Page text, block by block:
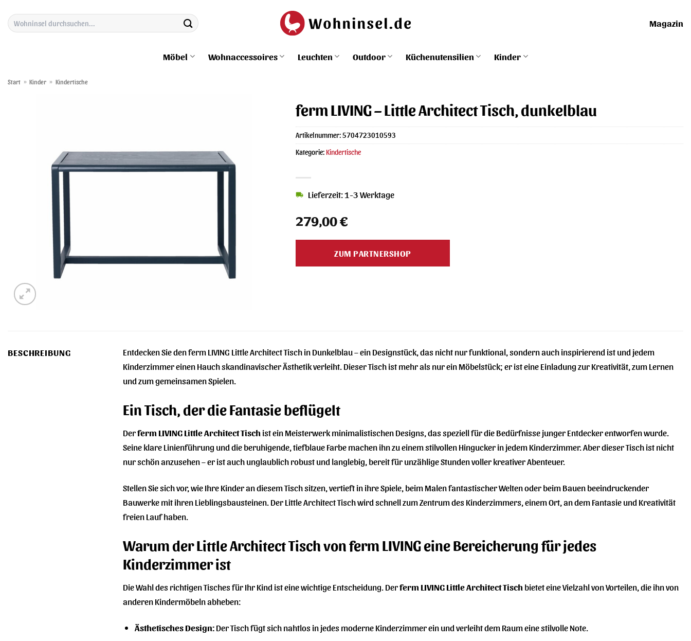
Inhalt
springen
Suchen
nach:
Magazin
Möbel Wohnaccessoires Leuchten Outdoor Küchenutensilien Kinder
Start » Kinder » Kindertische
ferm LIVING – Little Architect Tisch, dunkelblau
279,00€
Lieferzeit: 1-3 Werktage
ZUM PARTNERSHOP
Artikelnummer:5704723010593
Kategorie:Kindertische
BESCHREIBUNG
Entdecken Sie den ferm LIVING Little Architect Tisch in Dunkelblau – ein Designstück, das nicht nur funktional, sondern auch inspirierend ist und jedem
Kinderzimmer einen Hauch skandinavischer Ästhetik verleiht. Dieser Tisch ist mehr als nur ein Möbelstück; er ist eine Einladung zur Kreativität, zum Lernen
und zum gemeinsamen Spielen.
Ein Tisch, der die Fantasie beflügelt
Derferm LIVING Little Architect Tisch ist ein Meisterwerk minimalistischen Designs, das speziell für die Bedürfnisse junger Entdecker entworfen wurde.
Seine klare Linienführung und die beruhigende, tiefblaue Farbe machen ihn zu einem stilvollen Hingucker in jedem Kinderzimmer. Aber dieser Tisch ist nicht
nur schön anzusehen – er ist auch unglaublich robust und langlebig, bereit für unzählige Stunden voller kreativer Abenteuer.
Stellen Sie sich vor, wie Ihre Kinder an diesem Tisch sitzen, vertieft in ihre Spiele, beim Malen fantastischer Welten oder beim Bauen beeindruckender
Bauwerke mit ihren Lieblingsbausteinen. Der Little Architect Tisch wird schnell zum Zentrum des Kinderzimmers, einem Ort, an dem Fantasie und Kreativität
freien Lauf haben.
Warum der Little Architect Tisch von ferm LIVING eine Bereicherung für jedes
Kinderzimmer ist
Die Wahl des richtigen Tisches für Ihr Kind ist eine wichtige Entscheidung. Derferm LIVING Little Architect Tisch bietet eine Vielzahl von Vorteilen, die ihn von
anderen Kindermöbeln abheben:
Ästhetisches Design:Der Tisch fügt sich nahtlos in jedes moderne Kinderzimmer ein und verleiht dem Raum eine stilvolle Note.